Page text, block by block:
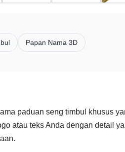
Papan Nama 3D
paduan seng timbul khusus
atau teks Anda dengan detail